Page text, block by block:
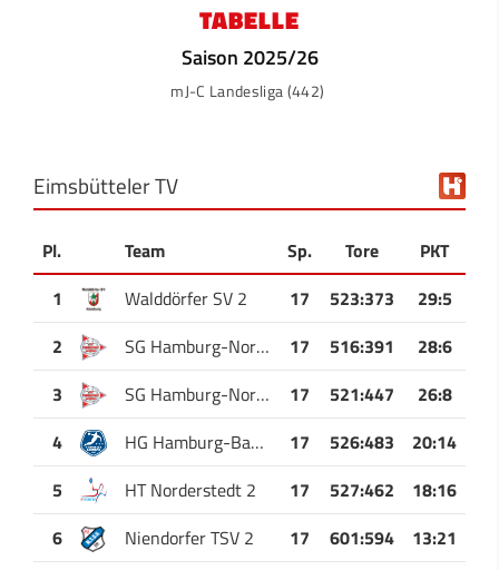
TABELLE
Saison 2025/26
mJ-C Landesliga (442)
Eimsbütteler TV
Pl. Team Sp. Tore
PKT
1
Walddörfer SV 2 17 523:373
29:5
2
SG Hamburg-Nord 3 17 516:391
28:6
3
SG Hamburg-Nord 4 17 521:447
26:8
4
HG Hamburg-Barmbek 17 526:483
20:14
5
HT Norderstedt 2 17 527:462
18:16
6
Niendorfer TSV 2 17 601:594
13:21